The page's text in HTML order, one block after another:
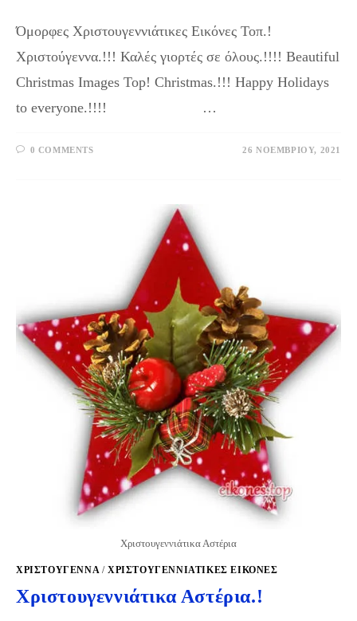
Όμορφες Χριστουγεννιάτικες Εικόνες Τοπ.!
Χριστούγεννα.!!! Καλές γιορτές σε όλους.!!!! Beautiful
Christmas Images Top! Christmas.!!! Happy Holidays
to everyone.!!!! …
0 COMMENTS 26 ΝΟΕΜΒΡΊΟΥ, 2021
Χριστουγεννιάτικα Αστέρια
ΧΡΙΣΤΟΥΓΕΝΝΑ/ΧΡΙΣΤΟΥΓΕΝΝΙΆΤΙΚΕΣ ΕΙΚΌΝΕΣ
Χριστουγεννιάτικα Αστέρια.!